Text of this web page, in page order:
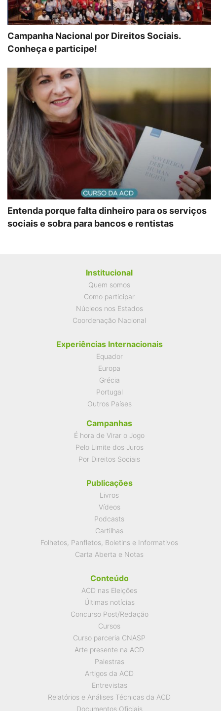
Campanha Nacional por Direitos Sociais.
Conheça e participe!
Entenda porque falta dinheiro para os serviços
sociais e sobra para bancos e rentistas
Institucional
Quem somos
Como participar
Núcleos nos Estados
Coordenação Nacional
Experiências Internacionais
Equador
Europa
Grécia
Portugal
Outros Países
Campanhas
É hora de Virar o Jogo
Pelo Limite dos Juros
Por Direitos Sociais
Publicações
Livros
Vídeos
Podcasts
Cartilhas
Folhetos, Panfletos, Boletins e Informativos
Carta Aberta e Notas
Conteúdo
ACD nas Eleições
Últimas notícias
Concurso Post/Redação
Cursos
Curso parceria CNASP
Arte presente na ACD
Palestras
Artigos da ACD
Entrevistas
Relatórios e Análises Técnicas da ACD
Documentos Oficiais